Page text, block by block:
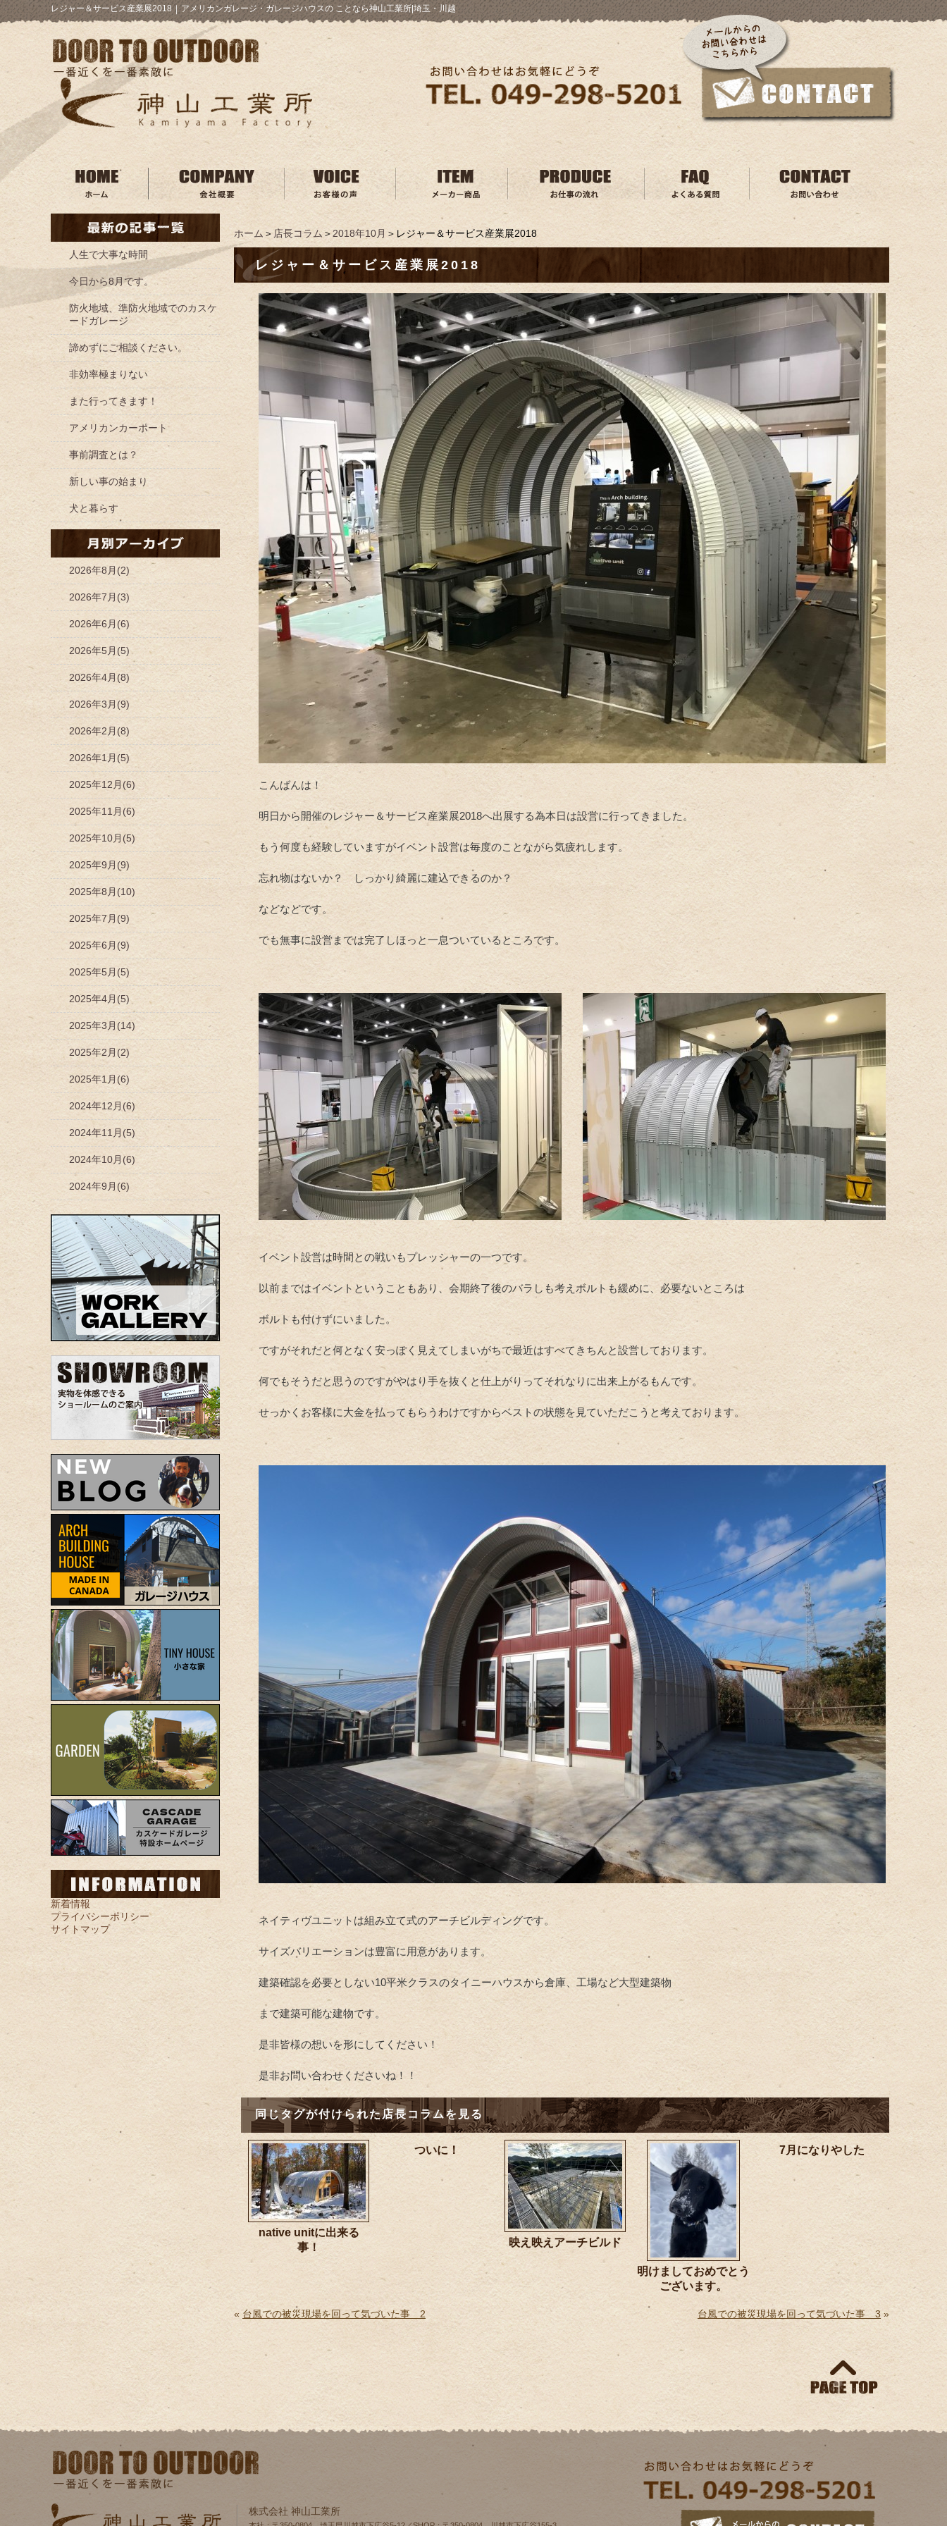
レジャー＆サービス産業展2018 ｜アメリカンガレージ・ガレージハウスの ことなら神山工業所|埼玉・川越
ホーム ＞店長コラム ＞2018年10月 ＞レジャー＆サービス産業展2018
レジャー＆サービス産業展2018
こんばんは！
明日から開催のレジャー＆サービス産業展2018へ出展する為本日は設営に行ってきました。
もう何度も経験していますがイベント設営は毎度のことながら気疲れします。
忘れ物はないか？ しっかり綺麗に建込できるのか？
などなどです。
でも無事に設営までは完了しほっと一息ついているところです。
イベント設営は時間との戦いもプレッシャーの一つです。
以前まではイベントということもあり、会期終了後のバラしも考えボルトも緩めに、必要ないところは
ボルトも付けずにいました。
ですがそれだと何となく安っぽく見えてしまいがちで最近はすべてきちんと設営しております。
何でもそうだと思うのですがやはり手を抜くと仕上がりってそれなりに出来上がるもんです。
せっかくお客様に大金を払ってもらうわけですからベストの状態を見ていただこうと考えております。
ネイティヴユニットは組み立て式のアーチビルディングです。
サイズバリエーションは豊富に用意があります。
建築確認を必要としない10平米クラスのタイニーハウスから倉庫、工場など大型建築物
まで建築可能な建物です。
是非皆様の想いを形にしてください！
是非お問い合わせくださいね！！
同じタグが付けられた店長コラムを見る
native unitに出来る
事！
ついに！
映え映えアーチビルド
明けましておめでとう
ございます。
7月になりやした
« 台風での被災現場を回って気づいた事 2 台風での被災現場を回って気づいた事 3 »
人生で大事な時間
今日から8月です。
防火地域、準防火地域でのカスケ
ードガレージ
諦めずにご相談ください。
非効率極まりない
また行ってきます！
アメリカンカーポート
事前調査とは？
新しい事の始まり
犬と暮らす
2026年8月(2)
2026年7月(3)
2026年6月(6)
2026年5月(5)
2026年4月(8)
2026年3月(9)
2026年2月(8)
2026年1月(5)
2025年12月(6)
2025年11月(6)
2025年10月(5)
2025年9月(9)
2025年8月(10)
2025年7月(9)
2025年6月(9)
2025年5月(5)
2025年4月(5)
2025年3月(14)
2025年2月(2)
2025年1月(6)
2024年12月(6)
2024年11月(5)
2024年10月(6)
2024年9月(6)
新着情報
プライバシーポリシー
サイトマップ
株式会社 神山工業所